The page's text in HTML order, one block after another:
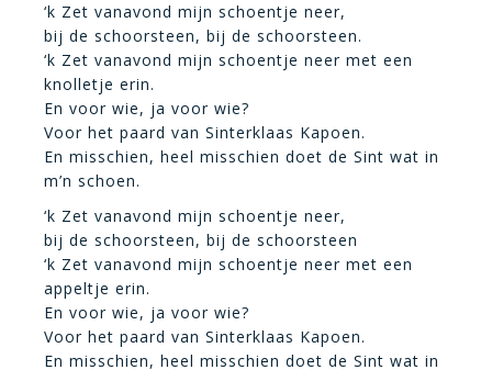
‘k Zet vanavond mijn schoentje neer,
bij de schoorsteen, bij de schoorsteen.
‘k Zet vanavond mijn schoentje neer met een
knolletje erin.
En voor wie, ja voor wie?
Voor het paard van Sinterklaas Kapoen.
En misschien, heel misschien doet de Sint wat in
m’n schoen.
‘k Zet vanavond mijn schoentje neer,
bij de schoorsteen, bij de schoorsteen
‘k Zet vanavond mijn schoentje neer met een
appeltje erin.
En voor wie, ja voor wie?
Voor het paard van Sinterklaas Kapoen.
En misschien, heel misschien doet de Sint wat in